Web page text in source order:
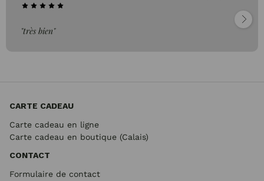
"très bien"
CARTE CADEAU
Carte cadeau en ligne
Carte cadeau en boutique (Calais)
CONTACT
Formulaire de contact